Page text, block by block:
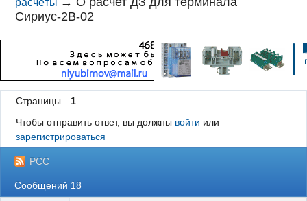
расчёты
Сириус-2В-02
Страницы
1
Чтобы отправить ответ, вы должны войти или
зарегистрироваться
РСС
Сообщений 18